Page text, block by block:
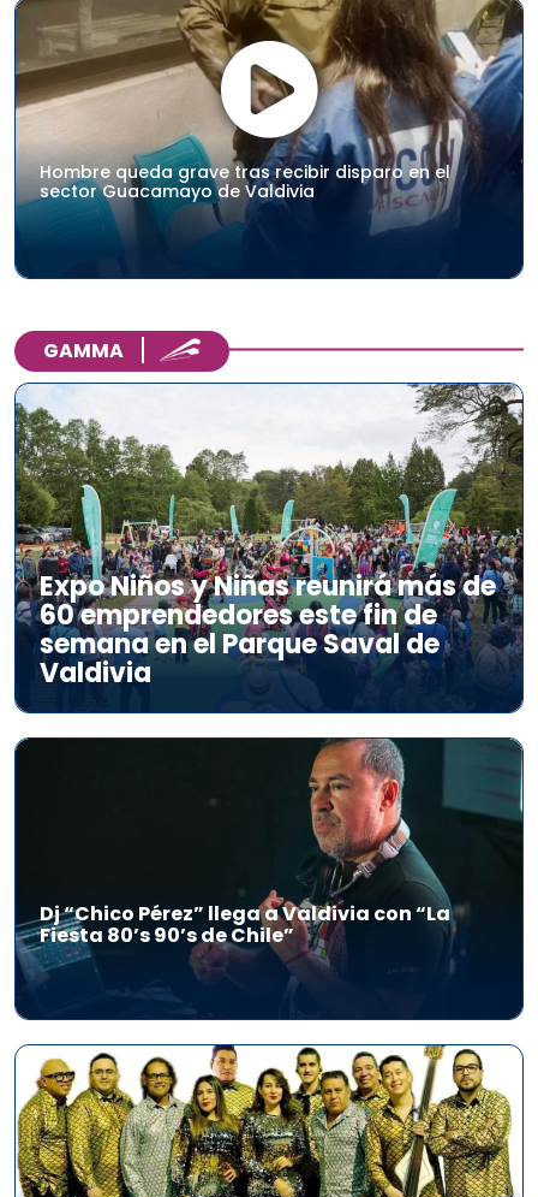
Hombre queda grave tras recibir disparo en el
sector Guacamayo de Valdivia
GAMMA
Expo Niños y Niñas reunirá más de
60 emprendedores este fin de
semana en el Parque Saval de
Valdivia
Dj “Chico Pérez” llega a Valdivia con “La
Fiesta 80’s 90’s de Chile”